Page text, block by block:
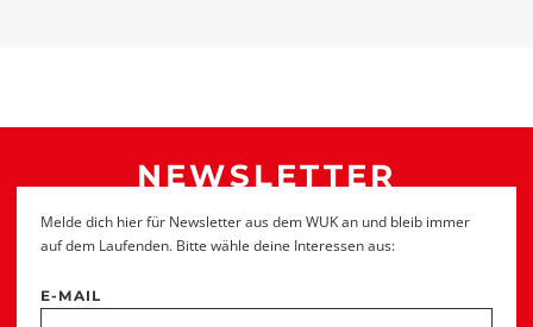
NEWSLETTER
Melde dich hier für Newsletter aus dem WUK an und bleib immer
auf dem Laufenden. Bitte wähle deine Interessen aus:
E-MAIL